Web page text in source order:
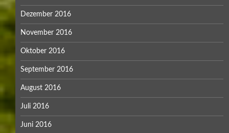
Dezember 2016
November 2016
Oktober 2016
September 2016
August 2016
Juli 2016
Juni 2016